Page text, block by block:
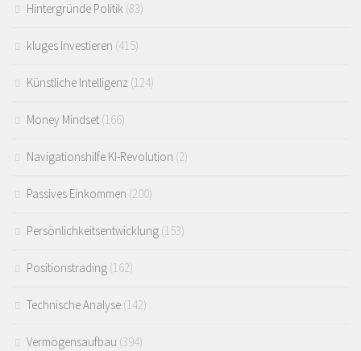
Hintergründe Politik (83)
kluges Investieren (415)
Künstliche Intelligenz (124)
Money Mindset (166)
Navigationshilfe KI-Revolution (2)
Passives Einkommen (200)
Persönlichkeitsentwicklung (153)
Positionstrading (162)
Technische Analyse (142)
Vermögensaufbau (394)